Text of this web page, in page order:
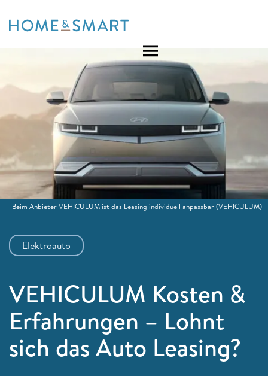
to
Elektroauto
VEHICULUM Kosten &
Erfahrungen – Lohnt
sich das Auto Leasing?
Beim Anbieter VEHICULUM ist das Leasing individuell anpassbar(VEHICULUM)